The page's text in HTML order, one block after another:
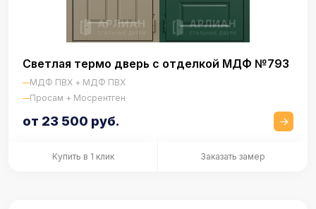
Светлая термо дверь с отделкой МДФ №793
МДФ ПВХ + МДФ ПВХ
Просам + Мосрентген
от 23 500 руб.
Купить в 1 клик Заказать замер